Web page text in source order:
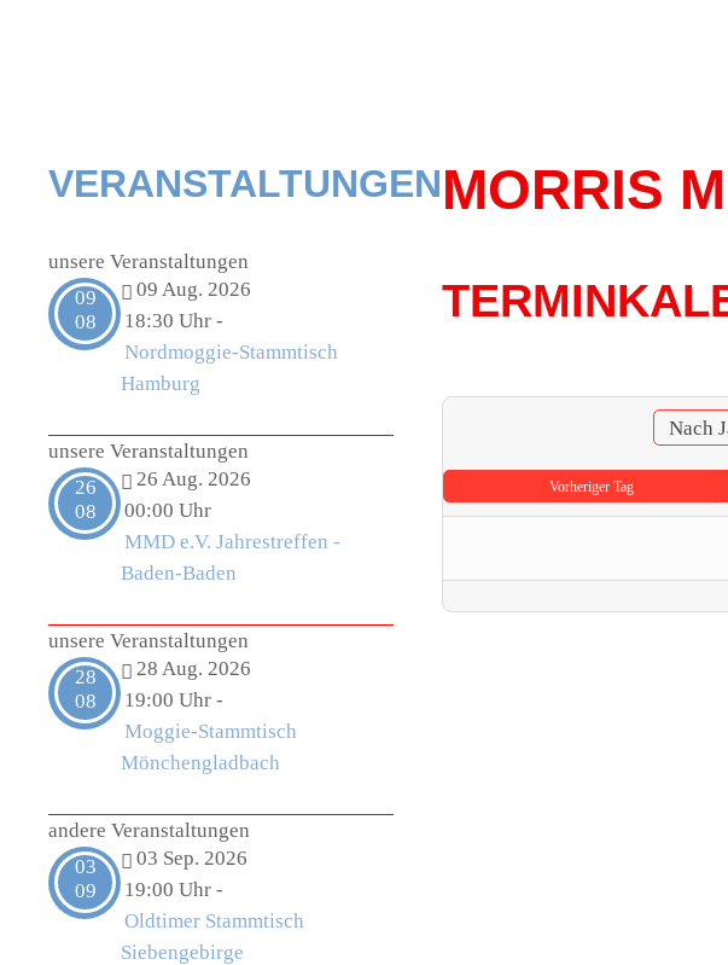
MORRIS
Nach
Vorheriger Tag
VERANSTALTUNGEN
unsere Veranstaltungen
09
08
09 Aug. 2026
18:30 Uhr -
Nordmoggie-Stammtisch
Hamburg
unsere Veranstaltungen
26
08
26 Aug. 2026
00:00 Uhr
MMD e.V. Jahrestreffen -
Baden-Baden
unsere Veranstaltungen
28
08
28 Aug. 2026
19:00 Uhr -
Moggie-Stammtisch
Mönchengladbach
andere Veranstaltungen
03
09
03 Sep. 2026
19:00 Uhr -
Oldtimer Stammtisch
Siebengebirge